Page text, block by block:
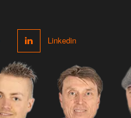
Linkedin